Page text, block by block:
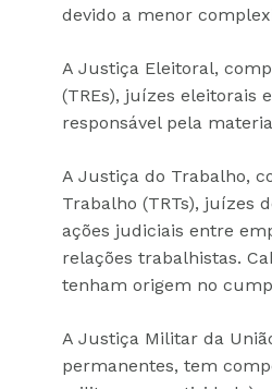
devido a menor
A Justiça Eleitoral,
(TREs), juízes eleitorais
responsável pela
A Justiça do Trabalho,
Trabalho (TRTs), juízes
ações judiciais entre
relações trabalhistas.
tenham origem no
A Justiça Militar da
permanentes, tem